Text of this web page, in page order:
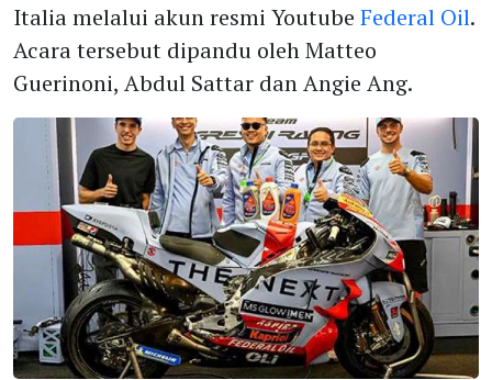
Italia melalui akun resmi Youtube Federal Oil.
Acara tersebut dipandu oleh Matteo
Guerinoni, Abdul Sattar dan Angie Ang.